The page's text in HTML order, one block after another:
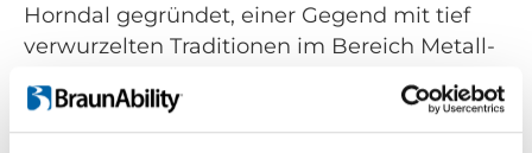
Horndal gegründet, einer Gegend mit tief
verwurzelten Traditionen im Bereich Metall-
skandinavischen Markt konzipierten
Produkte werden heute in der ganzen Welt